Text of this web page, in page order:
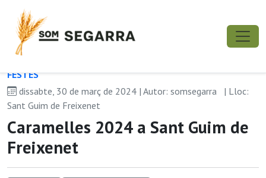
FESTES
dissabte, 30 de març de 2024 | Autor: somsegarra
| Lloc:
Sant Guim de Freixenet
Caramelles 2024 a Sant Guim de
Freixenet